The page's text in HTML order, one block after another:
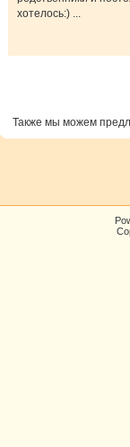
хотелось:) ...
Также мы можем